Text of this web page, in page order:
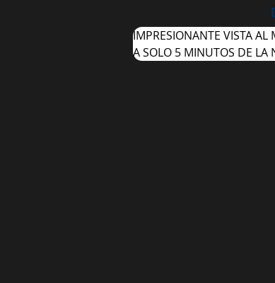
IMPRESIONANTE VISTA AL
A SOLO 5 MINUTOS DE LA